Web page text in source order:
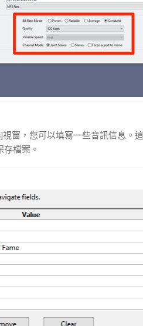
]視窗，您可以填寫一些音訊信息。
存檔案。